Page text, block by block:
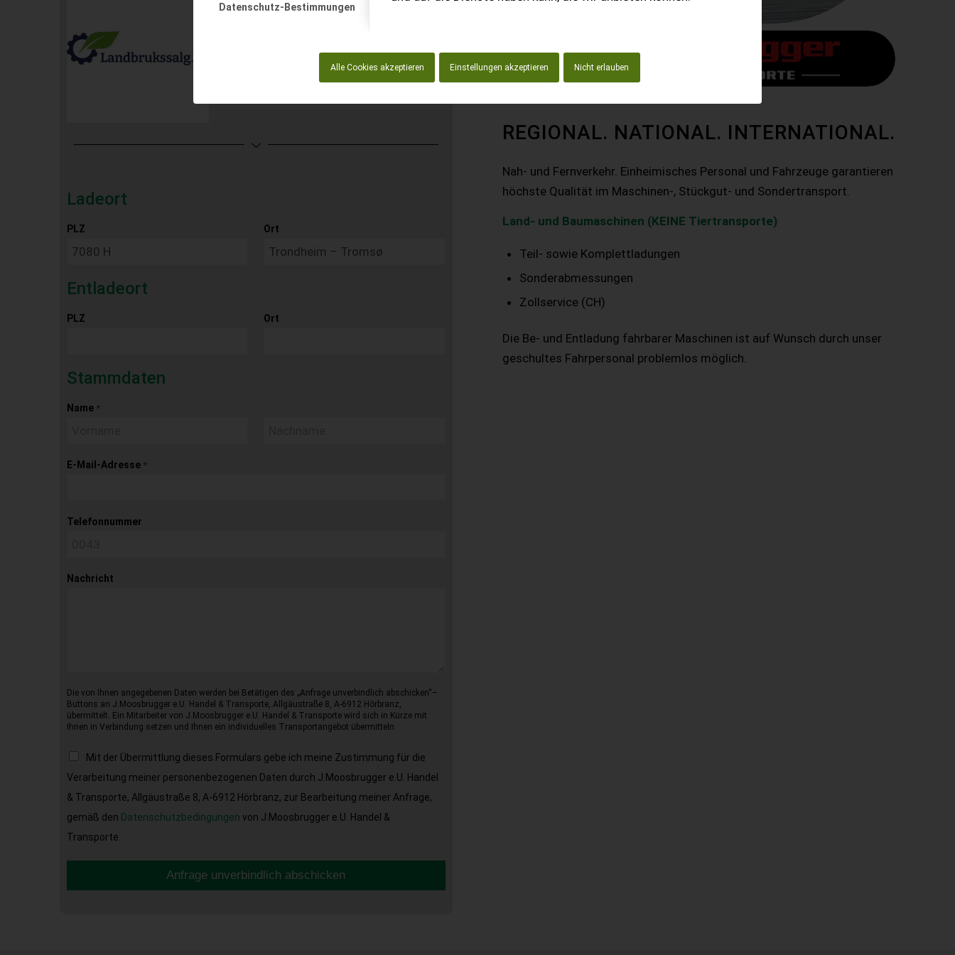
Datenschutz-Bestimmungen
Alle Cookies akzeptieren Einstellungen akzeptieren Nicht erlauben
Ladeort
PLZ Ort
Entladeort
PLZ Ort
Stammdaten
Name *
E-Mail-Adresse *
Telefonnummer
Nachricht
Die von Ihnen angegebenen Daten werden bei Betätigen des „Anfrage unverbindlich abschicken“–
Buttons an J.Moosbrugger e.U. Handel & Transporte, Allgäustraße 8, A-6912 Hörbranz,
übermittelt. Ein Mitarbeiter von J.Moosbrugger e.U. Handel & Transporte wird sich in Kürze mit
Ihnen in Verbindung setzen und Ihnen ein individuelles Transportangebot übermitteln.
Mit der Übermittlung dieses Formulars gebe ich meine Zustimmung für die
Verarbeitung meiner personenbezogenen Daten durch J.Moosbrugger e.U. Handel
& Transporte, Allgäustraße 8, A-6912 Hörbranz, zur Bearbeitung meiner Anfrage,
gemäß den Datenschutzbedingungen von J.Moosbrugger e.U. Handel &
Transporte.
Anfrage unverbindlich abschicken
REGIONAL. NATIONAL. INTERNATIONAL.
Nah- und Fernverkehr. Einheimisches Personal und Fahrzeuge garantieren
höchste Qualität im Maschinen-, Stückgut- und Sondertransport.
Land- und Baumaschinen (KEINE Tiertransporte)
Teil- sowie Komplettladungen
Sonderabmessungen
Zollservice (CH)
Die Be- und Entladung fahrbarer Maschinen ist auf Wunsch durch unser
geschultes Fahrpersonal problemlos möglich.